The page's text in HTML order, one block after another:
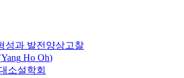
성과 발전양상고찰
Yang Ho Oh)
소설학회